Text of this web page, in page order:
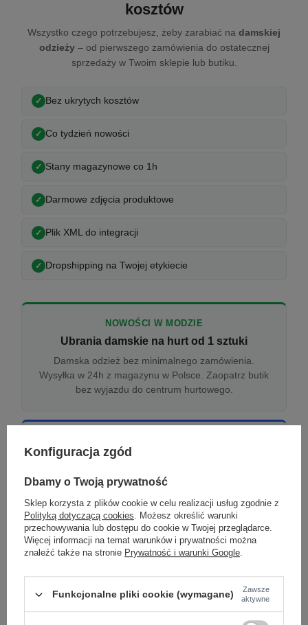
kosztów
Wszystko czego potrzebujesz, żeby zarabiać na damskiej
odzieży– od pierwszego zamówienia do ostatecznej
sprzedaży w Twoim sklepie lub butiku.
Bez ukrytych kosztów
Co tydzień nowości
Stany magazynowe co 1h
Darmowe zdjęcia produktowe
Plik XML do integracji
Dropshipping na Twojej etykiecie
NOWOŚCI W MODZIE
Ubrania damskie na hurt od 1 sztuki
Damska odzież bez minimalnego zamówienia.
Wysyłka w 24h z magazynu w Polsce. Zaopatrz butik
bez wyjazdu do centrum hurtowego.
Odzież damska hurtowo online
Internetowa hurtownia damska z plikiem XML/CSV.
Aktualizacja stanów co godzinę.
DROPSHIPPING
Damskie ubrania w dropshippingu
Hurt odzieży damskiej z wysyłką na etykiecie Twojego
sklepu w całej UE. Zero magazynu, zero
Konfiguracja zgód
Dbamy o Twoją prywatność
Sklep korzysta z plików cookie w celu realizacji usług zgodnie z
Polityką dotyczącą cookies. Możesz określić warunki
przechowywania lub dostępu do cookie w Twojej przeglądarce.
Więcej informacji na temat warunków i prywatności można
znaleźć także na stronie Prywatność i warunki Google.
Funkcjonalne pliki cookie (wymagane)
Zawsze
aktywne